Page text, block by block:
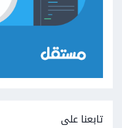
تابعنا على